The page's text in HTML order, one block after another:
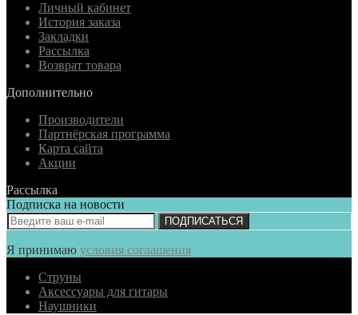
Личный кабинет
История заказа
Закладки
Рассылка
Возврат товара
Дополнительно
Производители
Партнёрская программа
Карта сайта
Акции
Рассылка
Подписка на новости
ПОДПИСАТЬСЯ
Я принимаю условия соглашения
Струны
Аксессуары для гитары
Наушники